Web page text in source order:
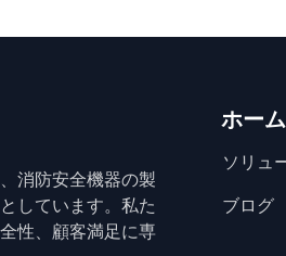
ホーム
ソリュ
ブログ
消防安全機器の製
しています。私た
性、顧客満足に専